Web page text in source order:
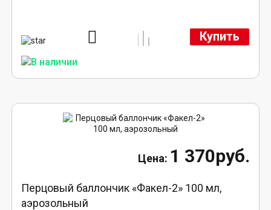
Купить
1 370руб.
Перцовый баллончик «Факел-2» 100 мл,
аэрозольный